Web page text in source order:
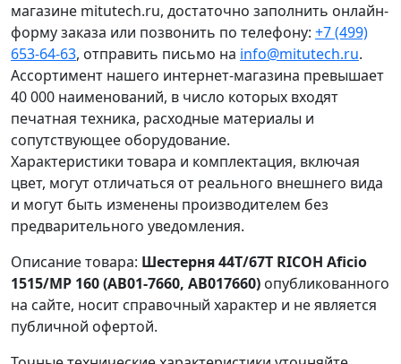
магазине mitutech.ru, достаточно заполнить онлайн-
форму заказа или позвонить по телефону: +7 (499)
653-64-63, отправить письмо на info@mitutech.ru.
Ассортимент нашего интернет-магазина превышает
40 000 наименований, в число которых входят
печатная техника, расходные материалы и
сопутствующее оборудование.
Характеристики товара и комплектация, включая
цвет, могут отличаться от реального внешнего вида
и могут быть изменены производителем без
предварительного уведомления.
Описание товара: Шестерня 44T/67T RICOH Aficio
1515/MP 160 (AB01-7660, AB017660) опубликованного
на сайте, носит справочный характер и не является
публичной офертой.